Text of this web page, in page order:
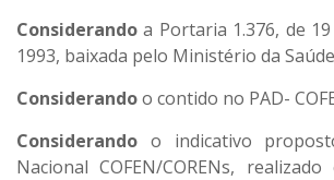
Considerando a Portaria 1.376, de
1993, baixada pelo Ministério da
Considerandoo contido no PAD-
Considerando o indicativo
Nacional COFEN/CORENs,